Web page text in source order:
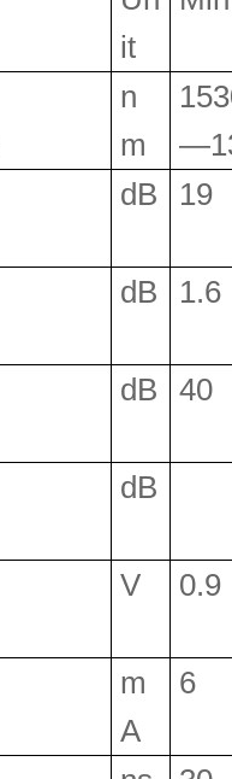
it
n
m
dB 19
dB 1.6
dB 40
dB
V 0.9
m
A
6